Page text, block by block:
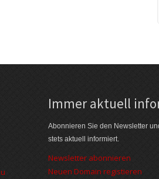
Immer aktuell
Abonnieren Sie den Newsletter
stets aktuell informiert.
Newsletter abonnieren
Neuen Domain registieren